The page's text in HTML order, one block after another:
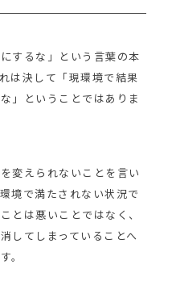
するな」という言葉の本
は決して「現環境で結果
」ということではありま
変えられないことを言い
境で満たされない状況で
とは悪いことではなく、
してしまっていることへ
。